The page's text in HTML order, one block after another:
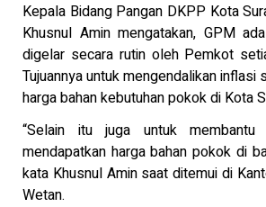
Kepala Bidang Pangan DKPP Kota
Khusnul Amin mengatakan, GPM
digelar secara rutin oleh Pemkot
Tujuannya untuk mengendalikan inflasi
harga bahan kebutuhan pokok di Kota
“Selain itu juga untuk membantu
mendapatkan harga bahan pokok di
kata Khusnul Amin saat ditemui di
Wetan.